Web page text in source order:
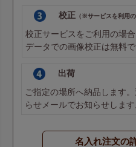
校正（※サービスを利用の
校正サービスをご利用の場
データでの画像校正は無料で
出荷
ご指定の場所へ納品します
らせメールでお知らせします
名入れ注文の